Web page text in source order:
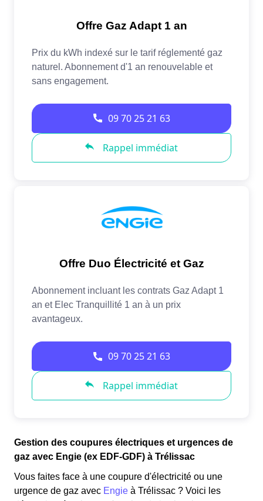
Gestion des coupures électriques et urgences de
gaz avec Engie (ex EDF-GDF) à Trélissac
Vous faites face à une coupure d'électricité ou une
urgence de gaz avec Engie à Trélissac ? Voici les